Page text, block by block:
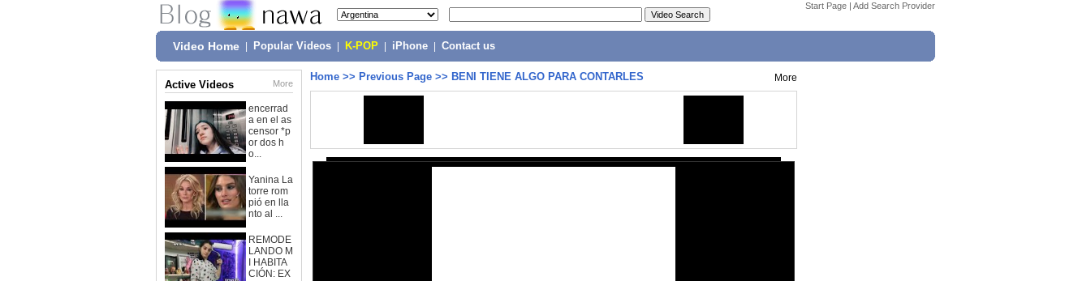
Start Page | Add Search Provider
Video Home Popular Videos K-POP iPhone Contact us
Active Videos More
encerrad
a en el as
censor *p
or dos h
o...
Yanina La
torre rom
pió en lla
nto al ...
REMODE
LANDO M
I HABITA
CIÓN: EX
Home >> Previous Page >> BENI TIENE ALGO PARA CONTARLES More